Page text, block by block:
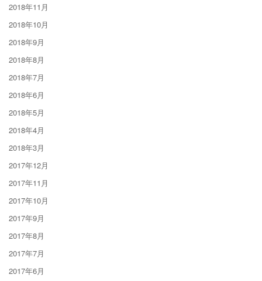
2018年11月
2018年10月
2018年9月
2018年8月
2018年7月
2018年6月
2018年5月
2018年4月
2018年3月
2017年12月
2017年11月
2017年10月
2017年9月
2017年8月
2017年7月
2017年6月